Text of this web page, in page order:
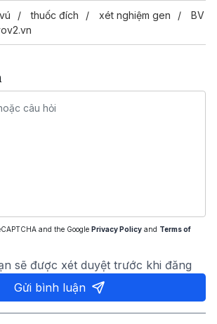
thuốc đích xét nghiệm gen
BV
and the Google Privacy Policy and Terms of
sẽ được xét duyệt trước khi đăng
Gửi bình luận